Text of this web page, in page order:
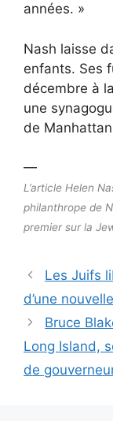
années. »
Nash laisse
enfants. Ses
décembre à
une
de
—
L’article Helen
philanthrope de
premier sur la
Les Juifs
d’une
Bruce
Long Island,
de